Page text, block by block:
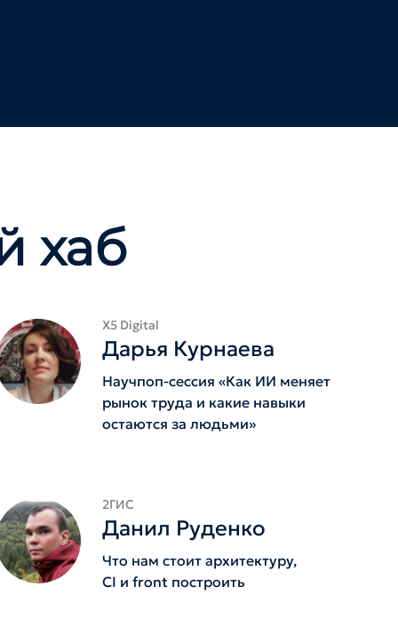
хаб
Х5 Digital
Дарья Курнаева
Научпоп-сессия «Как ИИ меняет
рынок труда и какие навыки
остаются за людьми»
2ГИС
Данил Руденко
Что нам стоит архитектуру,
CI и front построить